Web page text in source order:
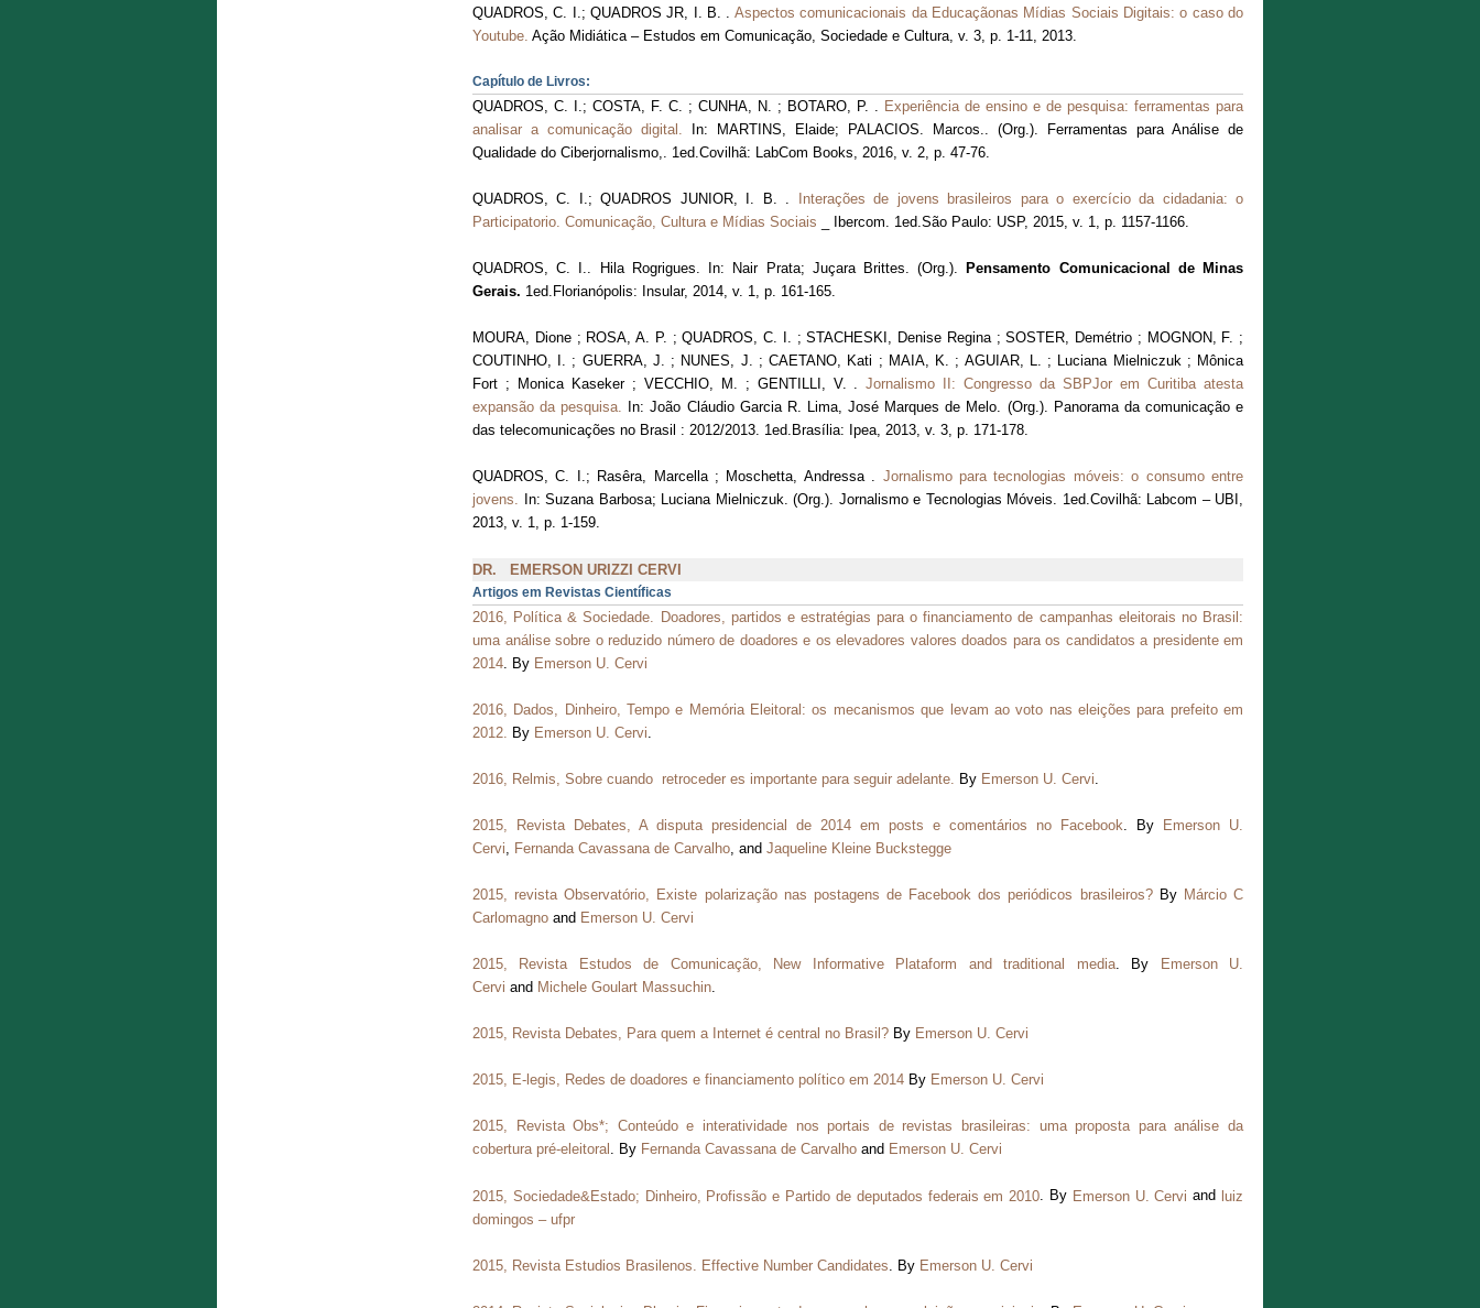
QUADROS, C. I.; QUADROS JR, I. B. .
Aspectos comunicacionais da Educaçãonas Mídias Sociais Digitais: o caso do
Youtube. Ação Midiática – Estudos em Comunicação, Sociedade e Cultura, v. 3, p. 1-11, 2013.
Capítulo de Livros:
QUADROS, C. I.; COSTA, F. C. ; CUNHA, N. ; BOTARO, P. .
Experiência de ensino e de pesquisa: ferramentas para
analisar a comunicação digital.
In: MARTINS, Elaide; PALACIOS. Marcos.. (Org.). Ferramentas para Análise de
Qualidade do Ciberjornalismo,. 1ed.Covilhã: LabCom Books, 2016, v. 2, p. 47-76.
QUADROS, C. I.; QUADROS JUNIOR, I. B. . Interações de jovens brasileiros para o exercício da cidadania: o
Participatorio. Comunicação, Cultura e Mídias Sociais _ Ibercom. 1ed.São Paulo: USP, 2015, v. 1, p. 1157-1166.
QUADROS, C. I.. Hila Rogrigues. In: Nair Prata; Juçara Brittes. (Org.).
Pensamento Comunicacional de Minas
Gerais. 1ed.Florianópolis: Insular, 2014, v. 1, p. 161-165.
MOURA, Dione ; ROSA, A. P. ; QUADROS, C. I. ; STACHESKI, Denise Regina ; SOSTER, Demétrio ; MOGNON, F. ;
COUTINHO, I. ; GUERRA, J. ; NUNES, J. ; CAETANO, Kati ; MAIA, K. ; AGUIAR, L. ; Luciana Mielniczuk ; Mônica
Fort ; Monica Kaseker ; VECCHIO, M. ; GENTILLI, V. .Jornalismo II: Congresso da SBPJor em Curitiba atesta
expansão da pesquisa. In: João Cláudio Garcia R. Lima, José Marques de Melo. (Org.). Panorama da comunicação e
das telecomunicações no Brasil : 2012/2013. 1ed.Brasília: Ipea, 2013, v. 3, p. 171-178.
QUADROS, C. I.; Rasêra, Marcella ; Moschetta, Andressa . Jornalismo para tecnologias móveis: o consumo entre
jovens. In: Suzana Barbosa; Luciana Mielniczuk. (Org.). Jornalismo e Tecnologias Móveis. 1ed.Covilhã: Labcom – UBI,
2013, v. 1, p. 1-159.
DR. EMERSON URIZZI CERVI
Artigos em Revistas Científicas
2016, Política & Sociedade. Doadores, partidos e estratégias para o financiamento de campanhas eleitorais no Brasil:
uma análise sobre o reduzido número de doadores e os elevadores valores doados para os candidatos a presidente em
2014 . By Emerson U. Cervi
2016, Dados, Dinheiro, Tempo e Memória Eleitoral: os mecanismos que levam ao voto nas eleições para prefeito em
2012. By Emerson U. Cervi
2016, Relmis, Sobre cuando retroceder es importante para seguir adelante. By Emerson U. Cervi
2015, Revista Debates, A disputa presidencial de 2014 em posts e comentários no Facebook . By
Emerson U.
Cervi
Fernanda Cavassana de Carvalho , and Jaqueline Kleine Buckstegge
2015, revista Observatório, Existe polarização nas postagens de Facebook dos periódicos brasileiros?By Márcio C
Carlomagno and Emerson U. Cervi
2015, Revista Estudos de Comunicação, New Informative Plataform and traditional media. By
Emerson U.
Cervi and Michele Goulart Massuchin.
2015, Revista Debates, Para quem a Internet é central no Brasil? By Emerson U. Cervi
2015, E-legis, Redes de doadores e financiamento político em 2014 By Emerson U. Cervi
2015, Revista Obs*; Conteúdo e interatividade nos portais de revistas brasileiras: uma proposta para análise da
cobertura pré-eleitoral . By Fernanda Cavassana de Carvalho and Emerson U. Cervi
2015, Sociedade&Estado; Dinheiro, Profissão e Partido de deputados federais em 2010. By Emerson U. Cervi and luiz
domingos – ufpr
2015, Revista Estudios Brasilenos. Effective Number Candidates . By Emerson U. Cervi